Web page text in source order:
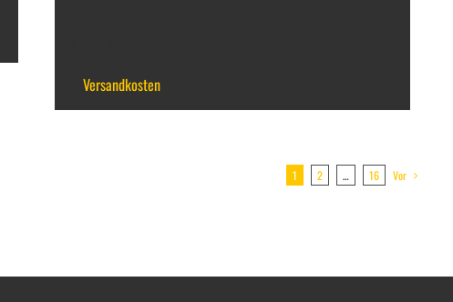
Versandkosten
1 2 … 16 Vor